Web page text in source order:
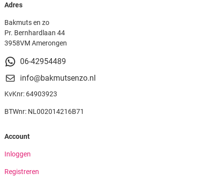
Adres
Bakmuts en zo
Pr. Bernhardlaan 44
3958VM Amerongen
06-42954489
info@bakmutsenzo.nl
KvKnr: 64903923
BTWnr: NL002014216B71
Account
Inloggen
Registreren